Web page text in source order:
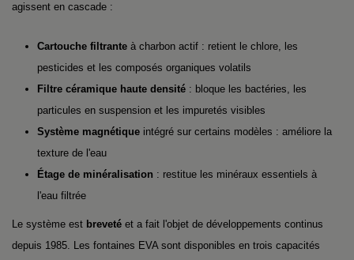
agissent en cascade :
Cartouche filtrante à charbon actif : retient le chlore, les
pesticides et les composés organiques volatils
Filtre céramique haute densité : bloque les bactéries, les
particules en suspension et les impuretés visibles
Système magnétique intégré sur certains modèles : améliore la
texture de l'eau
Étage de minéralisation : restitue les minéraux essentiels à
l'eau filtrée
Le système est breveté et a fait l'objet de développements continus
depuis 1985. Les fontaines EVA sont disponibles en trois capacités